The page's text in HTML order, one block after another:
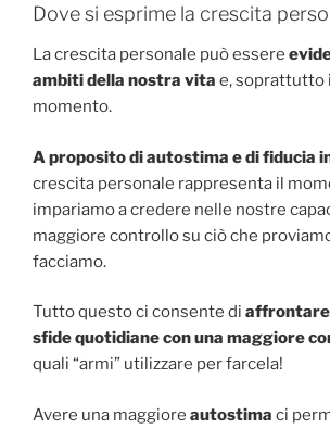
Dove si esprime la crescita
La crescita personale può essere
ambiti della nostra vita e, soprattutto
momento.
A proposito di autostima e di fiducia
crescita personale rappresenta il
impariamo a credere nelle nostre
maggiore controllo su ciò che
facciamo.
Tutto questo ci consente di affrontare
sfide quotidiane con una maggiore
quali “armi” utilizzare per farcela!
Avere una maggiore autostima ci